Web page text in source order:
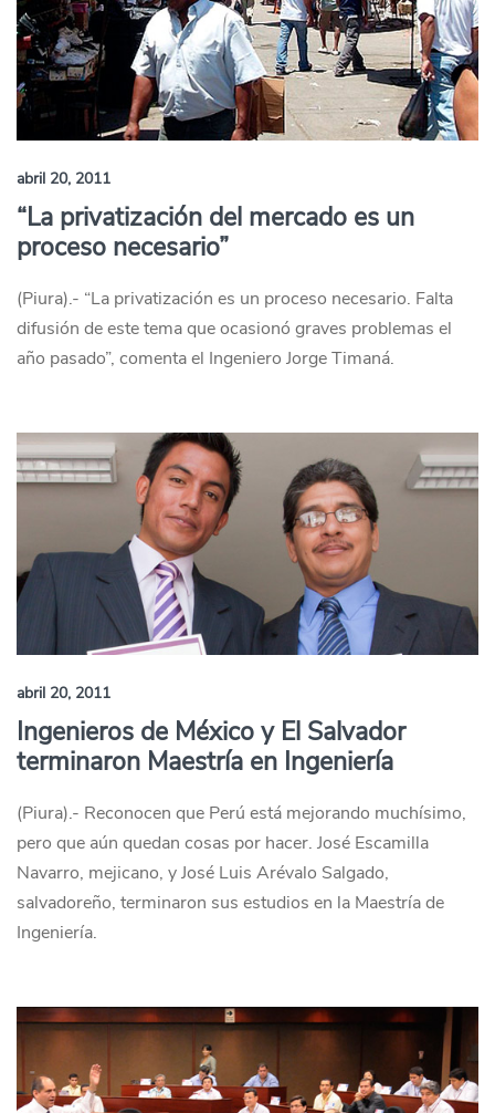
abril 20, 2011
“La privatización del mercado es un
proceso necesario”
(Piura).- “La privatización es un proceso necesario. Falta
difusión de este tema que ocasionó graves problemas el
año pasado”, comenta el Ingeniero Jorge Timaná.
abril 20, 2011
Ingenieros de México y El Salvador
terminaron Maestría en Ingeniería
(Piura).- Reconocen que Perú está mejorando muchísimo,
pero que aún quedan cosas por hacer. José Escamilla
Navarro, mejicano, y José Luis Arévalo Salgado,
salvadoreño, terminaron sus estudios en la Maestría de
Ingeniería.